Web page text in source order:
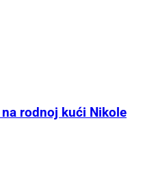
rodnoj kući Nikole